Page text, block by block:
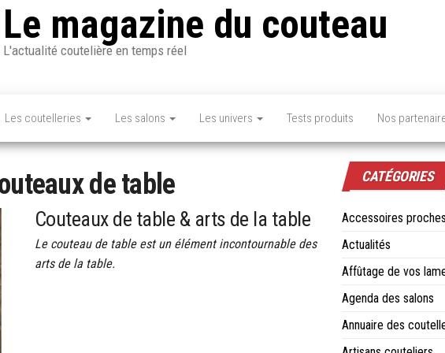
Le magazine du couteau
L'actualité coutelière en temps réel
Les coutelleries Les salons Les univers Tests produits Nos
de table
Couteaux de table & arts de la table
Le couteau de table est un élément incontournable des
arts de la table.
CATÉGORIES
Accessoires
Actualités
Affûtage de vos
Agenda des salons
Annuaire des